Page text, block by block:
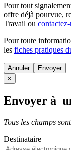
Pour tout
offre déjà pourvue,
Travail ou
Pour toute
les fiches pratiques
Annuler
×
Envoyer à
Tous les champs
Destinataire